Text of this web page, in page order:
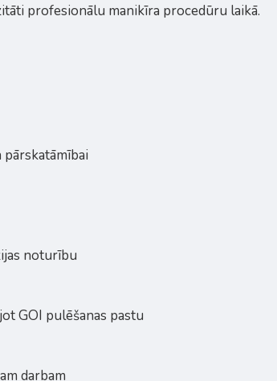
profesionālu manikīra procedūru laikā.
noturību
GOI pulēšanas pastu
darbam